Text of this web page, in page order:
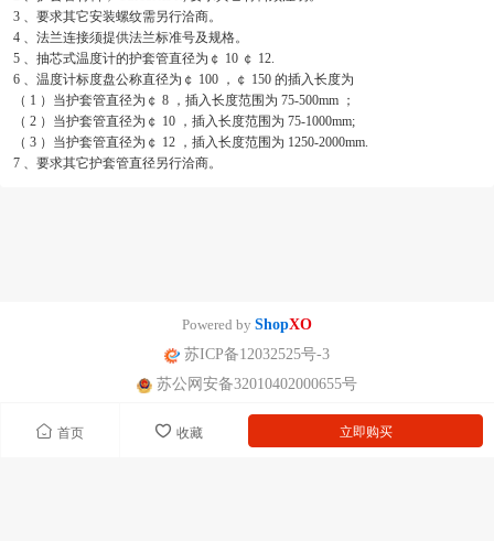
首页 收藏 立即购买
3 、要求其它安装螺纹需另行洽商。
4 、法兰连接须提供法兰标准号及规格。
5 、抽芯式温度计的护套管直径为￠ 10 ￠ 12.
6 、温度计标度盘公称直径为￠ 100 ，￠ 150 的插入长度为
（ 1 ）当护套管直径为￠ 8 ，插入长度范围为 75-500mm ；
（ 2 ）当护套管直径为￠ 10 ，插入长度范围为 75-1000mm;
（ 3 ）当护套管直径为￠ 12 ，插入长度范围为 1250-2000mm.
7 、要求其它护套管直径另行洽商。
Powered by ShopXO
苏ICP备12032525号-3
苏公网安备32010402000655号